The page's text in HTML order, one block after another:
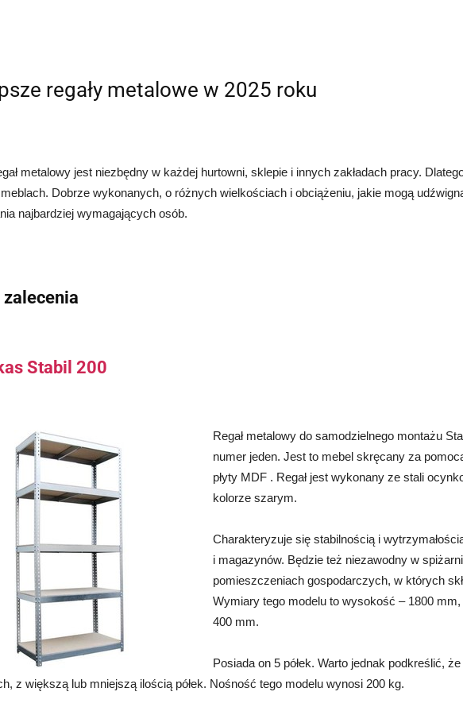
regały metalowe w 2025 roku
metalowy jest niezbędny w każdej hurtowni, sklepie i innych zakładach pracy.
Dobrze wykonanych, o różnych wielkościach i obciążeniu, jakie mogą
najbardziej wymagających osób.
zalecenia
Stabil 200
Regał metalowy do samodzielnego montażu
numer jeden. Jest to mebel skręcany za
płyty MDF . Regał jest wykonany ze stali
kolorze szarym.
Charakteryzuje się stabilnością i
i magazynów. Będzie też niezawodny w
pomieszczeniach gospodarczych, w których
Wymiary tego modelu to wysokość – 1800
400 mm.
Posiada on 5 półek. Warto jednak podkreślić,
z większą lub mniejszą ilością półek. Nośność tego modelu wynosi 200 kg.